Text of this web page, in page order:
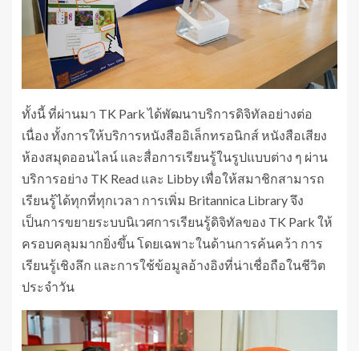
ทั้งนี้ ที่ผ่านมา TK Park ได้พัฒนาบริการดิจิทัลอย่างต่อ
เนื่อง ทั้งการให้บริการหนังสืออิเล็กทรอนิกส์ หนังสือเสียง
ห้องสมุดออนไลน์ และสื่อการเรียนรู้ในรูปแบบต่าง ๆ ผ่าน
บริการอย่าง TK Read และ Libby เพื่อให้สมาชิกสามารถ
เรียนรู้ได้ทุกที่ทุกเวลา การเพิ่ม Britannica Library จึง
เป็นการขยายระบบนิเวศการเรียนรู้ดิจิทัลของ TK Park ให้
ครอบคลุมมากยิ่งขึ้น โดยเฉพาะในด้านการค้นคว้า การ
เรียนรู้เชิงลึก และการใช้ข้อมูลอ้างอิงที่น่าเชื่อถือในชีวิต
ประจำวัน